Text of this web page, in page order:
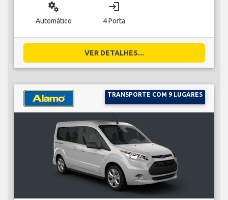
miscellaneous_services
Automático
login
4 Porta
VER DETALHES...
TRANSPORTE COM 9 LUGARES